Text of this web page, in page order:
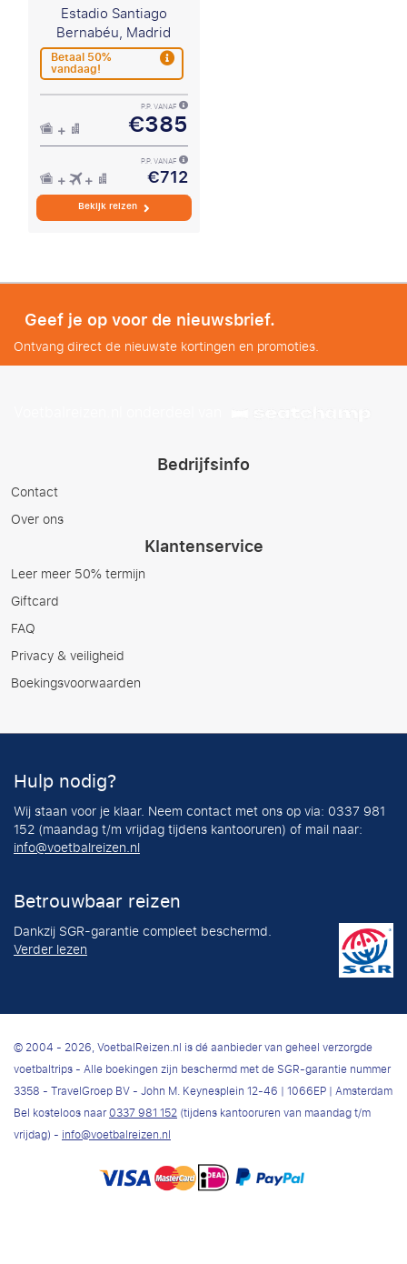
Estadio Santiago
Bernabéu, Madrid
Betaal 50%
vandaag!
P.P. VANAF
€385
P.P. VANAF
€712
Bekijk reizen
Geef je op voor de nieuwsbrief.
Ontvang direct de nieuwste kortingen en promoties.
Bedrijfsinfo
Contact
Over ons
Klantenservice
Leer meer 50% termijn
Giftcard
FAQ
Privacy & veiligheid
Boekingsvoorwaarden
Hulp nodig?
Wij staan voor je klaar. Neem contact met ons op via: 0337 981
152 (maandag t/m vrijdag tijdens kantooruren) of mail naar:
info@voetbalreizen.nl
Betrouwbaar reizen
Dankzij SGR-garantie compleet beschermd.
Verder lezen
© 2004 - 2026, VoetbalReizen.nl is dé aanbieder van geheel verzorgde
voetbaltrips - Alle boekingen zijn beschermd met de SGR-garantie nummer
3358 - TravelGroep BV - John M. Keynesplein 12-46 | 1066EP | Amsterdam
Bel kosteloos naar0337 981 152(tijdens kantooruren van maandag t/m
vrijdag) -info@voetbalreizen.nl